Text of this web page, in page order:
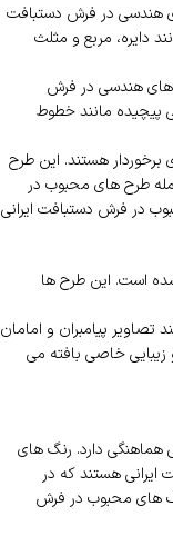
هندسی در فرش دستبافت
دایره، مربع و مثلث
های هندسی در فرش
پیچیده مانند خطوط
هستند. این طرح
طرح های محبوب در
در فرش دستبافت ایرانی
شده است. این طرح ها
تصاویر پیامبران و امامان
زیبایی خاصی بافته می
هماهنگی دارد. رنگ های
هستند که در
های محبوب در فرش